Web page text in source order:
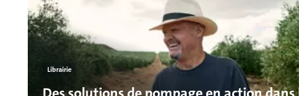
Librairie